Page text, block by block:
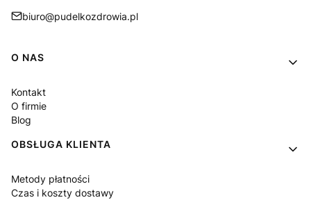
biuro@pudelkozdrowia.pl
Linki w stopce
O NAS
Kontakt
O firmie
Blog
OBSŁUGA KLIENTA
Metody płatności
Czas i koszty dostawy